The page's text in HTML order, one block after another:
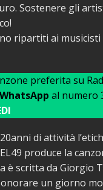
Sostenere gli
ripartiti ai
preferita su
WhatsApp al numero
di attività
produce la
è scritta da Giorgio
un giorno